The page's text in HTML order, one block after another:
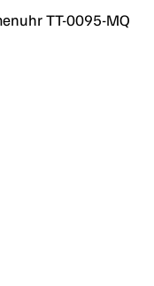
TT-0095-MQ